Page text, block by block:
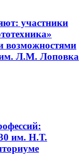
участники
возможностями
им. Л.М. Лоповка
им. Н.Т.